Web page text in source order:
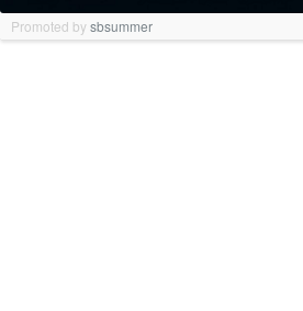
Promoted bysbsummer